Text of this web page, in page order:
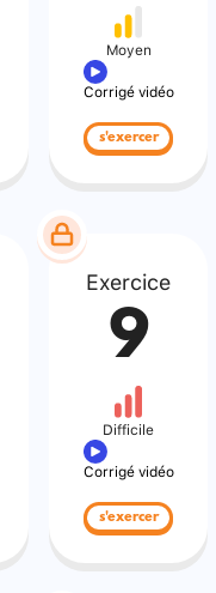
Moyen
Corrigé vidéo
s'exercer
Exercice
9
Difficile
Corrigé vidéo
s'exercer